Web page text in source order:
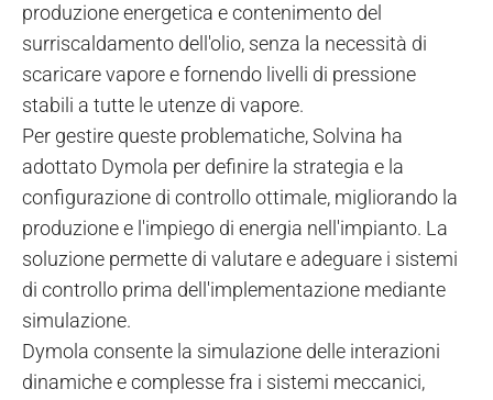
produzione energetica e contenimento del
surriscaldamento dell'olio, senza la necessità di
scaricare vapore e fornendo livelli di pressione
stabili a tutte le utenze di vapore.
Per gestire queste problematiche, Solvina ha
adottato Dymola per definire la strategia e la
configurazione di controllo ottimale, migliorando la
produzione e l'impiego di energia nell'impianto. La
soluzione permette di valutare e adeguare i sistemi
di controllo prima dell'implementazione mediante
simulazione.
Dymola consente la simulazione delle interazioni
dinamiche e complesse fra i sistemi meccanici,